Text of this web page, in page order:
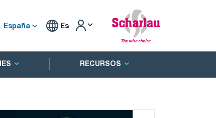
España Es
RECURSOS